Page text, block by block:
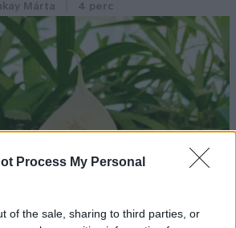
Process My Personal
of the sale, sharing to third parties, or
Márta 4 perc